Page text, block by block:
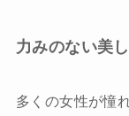
力みのない美
多くの女性が憧